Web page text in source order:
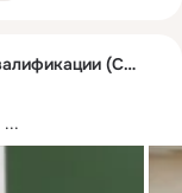
Сибирский институт повышений квалификации (СИПК)
...